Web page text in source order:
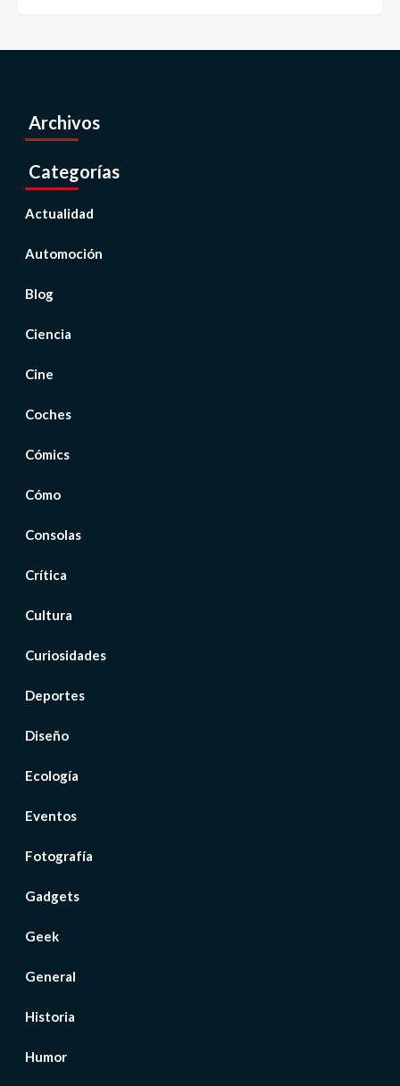
Archivos
Categorías
Actualidad
Automoción
Blog
Ciencia
Cine
Coches
Cómics
Cómo
Consolas
Crítica
Cultura
Curiosidades
Deportes
Diseño
Ecología
Eventos
Fotografía
Gadgets
Geek
General
Historia
Humor